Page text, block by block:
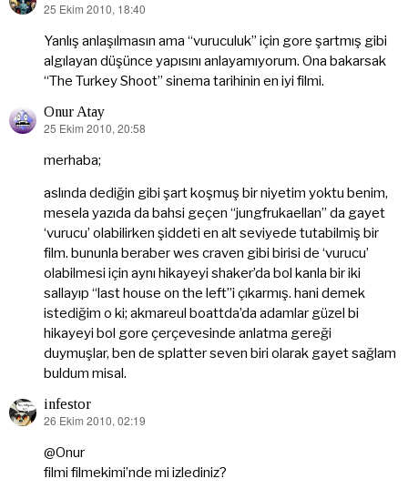
dedi
25 Ekim 2010, 18:40
Yanlış anlaşılmasın ama “vuruculuk” için gore şartmış gibi
algılayan düşünce yapısını anlayamıyorum. Ona bakarsak
“The Turkey Shoot” sinema tarihinin en iyi filmi.
Onur Atay
dedi
25 Ekim 2010, 20:58
merhaba;
aslında dediğin gibi şart koşmuş bir niyetim yoktu benim,
mesela yazıda da bahsi geçen “jungfrukaellan” da gayet
‘vurucu’ olabilirken şiddeti en alt seviyede tutabilmiş bir
film. bununla beraber wes craven gibi birisi de ‘vurucu’
olabilmesi için aynı hikayeyi shaker’da bol kanla bir iki
sallayıp “last house on the left”i çıkarmış. hani demek
istediğim o ki; akmareul boattda’da adamlar güzel bi
hikayeyi bol gore çerçevesinde anlatma gereği
duymuşlar, ben de splatter seven biri olarak gayet sağlam
buldum misal.
infestor
dedi
26 Ekim 2010, 02:19
@Onur
filmi filmekimi’nde mi izlediniz?